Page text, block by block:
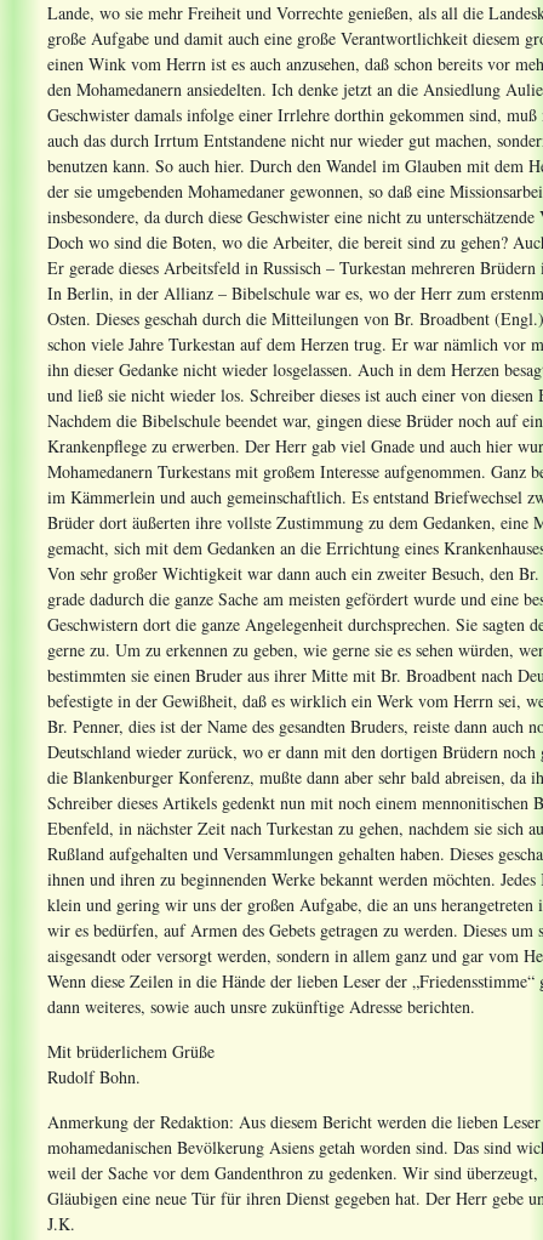
Lande, wo sie mehr Freiheit und Vorrechte genießen, als all die
große Aufgabe und damit auch eine große Verantwortlichkeit diesem
einen Wink vom Herrn ist es auch anzusehen, daß schon bereits vor
den Mohamedanern ansiedelten. Ich denke jetzt an die Ansiedlung
Geschwister damals infolge einer Irrlehre dorthin gekommen sind,
auch das durch Irrtum Entstandene nicht nur wieder gut machen,
benutzen kann. So auch hier. Durch den Wandel im Glauben mit dem
der sie umgebenden Mohamedaner gewonnen, so daß eine
insbesondere, da durch diese Geschwister eine nicht zu
Doch wo sind die Boten, wo die Arbeiter, die bereit sind zu gehen?
Er gerade dieses Arbeitsfeld in Russisch – Turkestan mehreren
In Berlin, in der Allianz – Bibelschule war es, wo der Herr zum
Osten. Dieses geschah durch die Mitteilungen von Br. Broadbent
schon viele Jahre Turkestan auf dem Herzen trug. Er war nämlich vor
ihn dieser Gedanke nicht wieder losgelassen. Auch in dem Herzen
und ließ sie nicht wieder los. Schreiber dieses ist auch einer von diesen
Nachdem die Bibelschule beendet war, gingen diese Brüder noch auf
Krankenpflege zu erwerben. Der Herr gab viel Gnade und auch hier
Mohamedanern Turkestans mit großem Interesse aufgenommen. Ganz
im Kämmerlein und auch gemeinschaftlich. Es entstand Briefwechsel
Brüder dort äußerten ihre vollste Zustimmung zu dem Gedanken,
gemacht, sich mit dem Gedanken an die Errichtung eines
Von sehr großer Wichtigkeit war dann auch ein zweiter Besuch, den
grade dadurch die ganze Sache am meisten gefördert wurde und eine
Geschwistern dort die ganze Angelegenheit durchsprechen. Sie
gerne zu. Um zu erkennen zu geben, wie gerne sie es sehen würden,
bestimmten sie einen Bruder aus ihrer Mitte mit Br. Broadbent nach
befestigte in der Gewißheit, daß es wirklich ein Werk vom Herrn sei,
Br. Penner, dies ist der Name des gesandten Bruders, reiste dann
Deutschland wieder zurück, wo er dann mit den dortigen Brüdern
die Blankenburger Konferenz, mußte dann aber sehr bald abreisen,
Schreiber dieses Artikels gedenkt nun mit noch einem
Ebenfeld, in nächster Zeit nach Turkestan zu gehen, nachdem sie
Rußland aufgehalten und Versammlungen gehalten haben. Dieses
ihnen und ihren zu beginnenden Werke bekannt werden möchten.
klein und gering wir uns der großen Aufgabe, die an uns
wir es bedürfen, auf Armen des Gebets getragen zu werden. Dieses
aisgesandt oder versorgt werden, sondern in allem ganz und gar vom
Wenn diese Zeilen in die Hände der lieben Leser der
dann weiteres, sowie auch unsre zukünftige Adresse berichten.
Mit brüderlichem Grüße
Rudolf Bohn.
Anmerkung der Redaktion: Aus diesem Bericht werden die lieben
mohamedanischen Bevölkerung Asiens getah worden sind. Das sind
weil der Sache vor dem Gandenthron zu gedenken. Wir sind
Gläubigen eine neue Tür für ihren Dienst gegeben hat. Der Herr
J.K.